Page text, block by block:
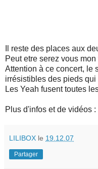
Il reste des places aux
Peut etre serez vous
Attention à ce concert, le
irrésistibles des pieds qui
Les Yeah fusent toutes
Plus d'infos et de vidéos :
LILIBOX le 19.12.07
Partager